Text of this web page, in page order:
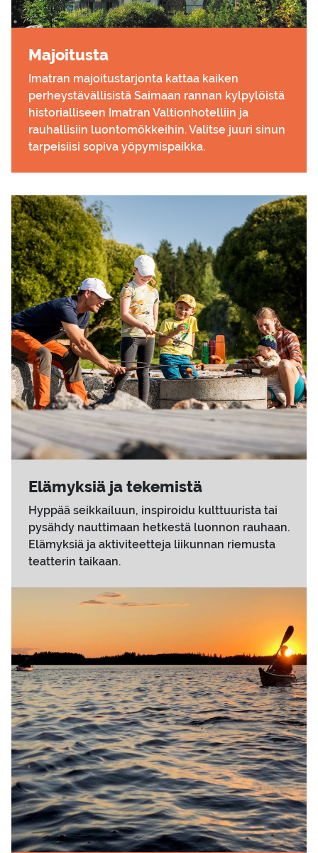
Ma­joi­tus­ta
Imatran majoitustarjonta kattaa kaiken
perheystävällisistä Saimaan rannan kylpylöistä
historialliseen Imatran Valtionhotelliin ja
rauhallisiin luontomökkeihin. Valitse juuri sinun
tarpeisiisi sopiva yöpymispaikka.
Elä­myk­siä ja te­ke­mis­tä
Hyppää seikkailuun, inspiroidu kulttuurista tai
pysähdy nauttimaan hetkestä luonnon rauhaan.
Elämyksiä ja aktiviteetteja liikunnan riemusta
teatterin taikaan.